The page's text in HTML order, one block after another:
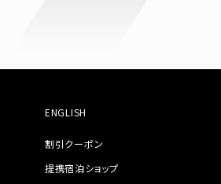
ENGLISH
割引クーポン
提携宿泊ショップ